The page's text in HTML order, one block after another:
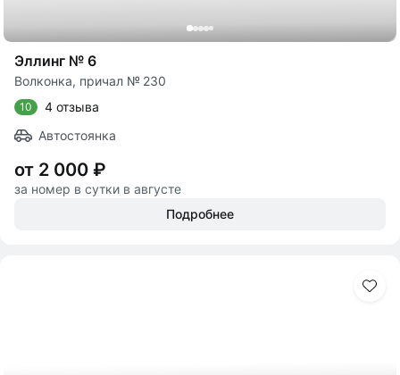
Эллинг № 6
Волконка, причал № 230
10
4 отзыва
Автостоянка
от 2 000 ₽
за номер в сутки в августе
Подробнее